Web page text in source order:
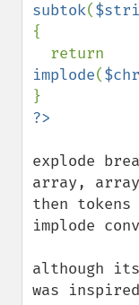
subtok(
{
implode($chr
explode
array,
then tokens
implode
although
was